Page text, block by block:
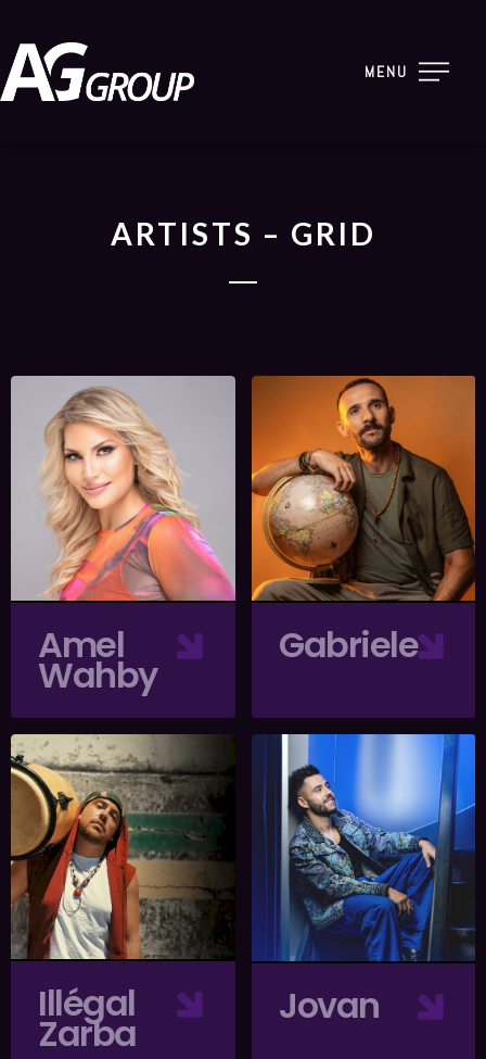
MENU
ARTISTS – GRID
Amel
Wahby
Gabriele
Illégal
Zarba
Jovan